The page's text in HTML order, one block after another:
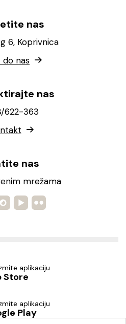
nas
6, Koprivnica
do nas
nas
622-363
nas
mrežama
aplikaciju
Store
aplikaciju
Play